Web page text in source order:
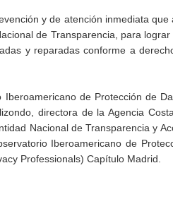
y de atención inmediata
de Transparencia, para
y reparadas conforme a
de Protección de
directora de la Agencia
Nacional de Transparencia y
Iberoamericano de
Professionals) Capítulo Madrid.